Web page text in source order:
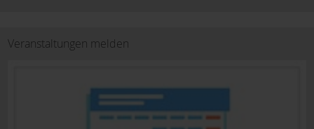
Veranstaltungen melden